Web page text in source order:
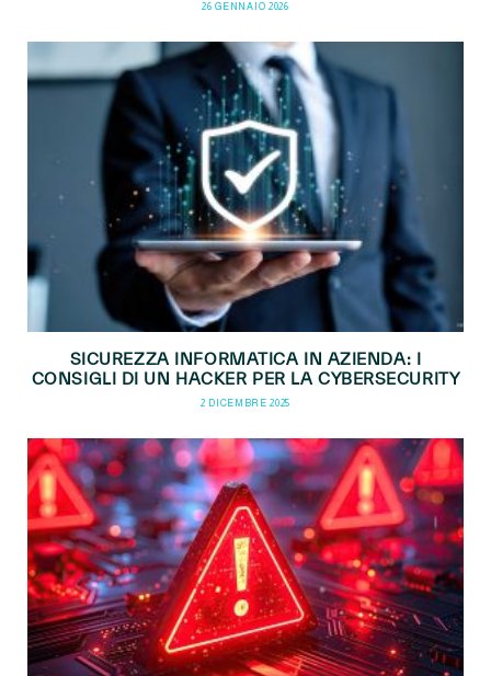
26 GENNAIO 2026
SICUREZZA INFORMATICA IN AZIENDA: I
CONSIGLI DI UN HACKER PER LA CYBERSECURITY
2 DICEMBRE 2025